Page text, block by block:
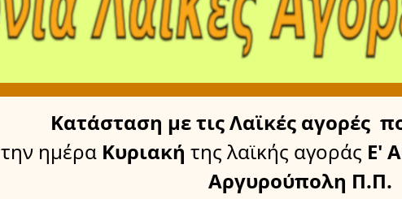
Κατάσταση με τις Λαϊκές αγορές
την ημέρα Κυριακή της λαϊκής αγοράς Ε'
Αργυρούπολη Π.Π.